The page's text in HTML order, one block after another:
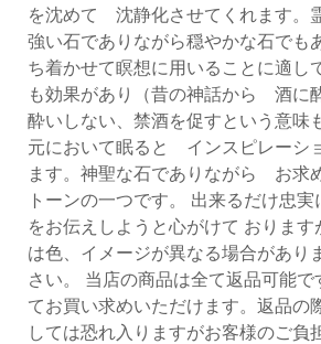
を沈めて 沈静化させてくれます。
強い石でありながら穏やかな石で
ち着かせて瞑想に用いることに適し
も効果があり（昔の神話から 酒に
酔いしない、禁酒を促すという意味
元において眠ると インスピレーシ
ます。神聖な石でありながら お求
トーンの一つです。 出来るだけ忠
をお伝えしようと心がけて おります
は色、イメージが異なる場合があり
さい。 当店の商品は全て返品可能
てお買い求めいただけます。返品の
しては恐れ入りますがお客様のご負